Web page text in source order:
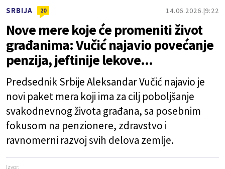
SRBIJA 20 14.06.2026. 9:22
Nove mere koje će promeniti život
građanima: Vučić najavio povećanje
penzija, jeftinije lekove...
Predsednik Srbije Aleksandar Vučić najavio je
novi paket mera koji ima za cilj poboljšanje
svakodnevnog života građana, sa posebnim
fokusom na penzionere, zdravstvo i
ravnomerni razvoj svih delova zemlje.
Izvor: